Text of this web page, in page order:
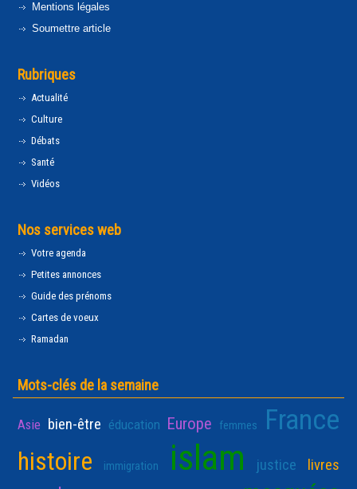
Mentions légales
Soumettre article
Rubriques
Actualité
Culture
Débats
Santé
Vidéos
Nos services web
Votre agenda
Petites annonces
Guide des prénoms
Cartes de voeux
Ramadan
Mots-clés de la semaine
Asie bien-être éducation Europe femmes France
histoire immigration islam justice livres